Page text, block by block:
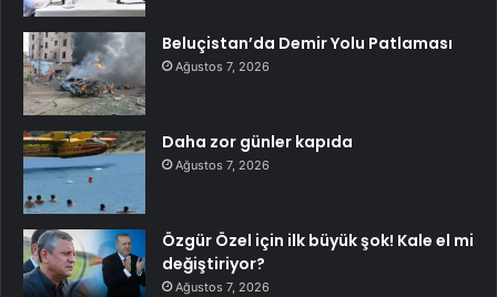
Beluçistan’da Demir Yolu Patlaması
Ağustos 7, 2026
Daha zor günler kapıda
Ağustos 7, 2026
Özgür Özel için ilk büyük şok! Kale el mi
değiştiriyor?
Ağustos 7, 2026